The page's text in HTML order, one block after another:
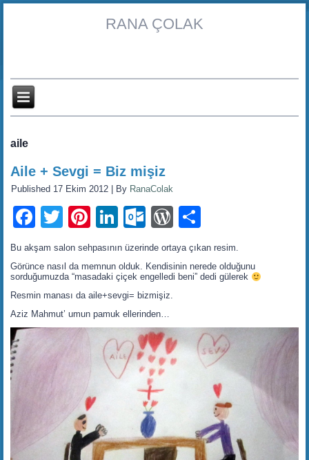
RANA ÇOLAK
aile
Aile + Sevgi = Biz mişiz
Published 17 Ekim 2012 By RanaColak
Facebook
TwitterPinterest
LinkedIn
Outlook.com
WordPress
Bu akşam salon sehpasının üzerinde ortaya çıkan resim.
Görünce nasıl da memnun olduk. Kendisinin nerede olduğunu
sorduğumuzda “masadaki çiçek engelledi beni” dedi gülerek
Resmin manası da aile+sevgi= bizmişiz.
Aziz Mahmut’ umun pamuk ellerinden…